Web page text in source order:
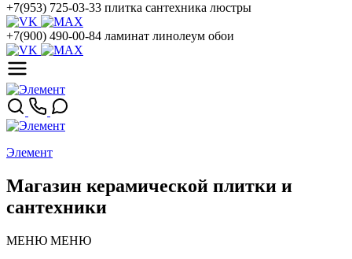
+7(953) 725-03-33 плитка сантехника люстры
+7(900) 490-00-84 ламинат линолеум обои
Элемент
Магазин керамической плитки и
сантехники
МЕНЮ МЕНЮ